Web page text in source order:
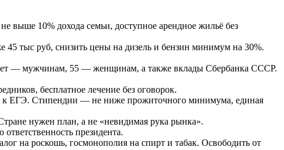
выше 10% дохода семьи, доступное арендное жильё без
тыс руб, снизить цены на дизель и бензин минимум на 30%.
— мужчинам, 55 — женщинам, а также вклады Сбербанка СССР.
бесплатное лечение без оговорок.
к ЕГЭ. Стипендии — не ниже прожиточного минимума, единая
нужен план, а не «невидимая рука рынка».
президента.
на роскошь, госмонополия на спирт и табак. Освободить от